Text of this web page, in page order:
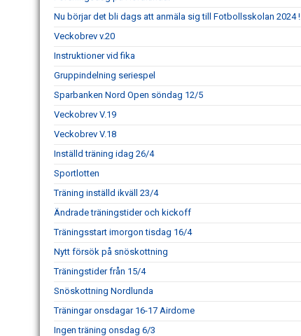
Nu börjar det bli dags att anmäla sig till Fotbollsskolan 2024 !
Veckobrev v.20
Instruktioner vid fika
Gruppindelning seriespel
Sparbanken Nord Open söndag 12/5
Veckobrev V.19
Veckobrev V.18
Inställd träning idag 26/4
Sportlotten
Träning inställd ikväll 23/4
Ändrade träningstider och kickoff
Träningsstart imorgon tisdag 16/4
Nytt försök på snöskottning
Träningstider från 15/4
Snöskottning Nordlunda
Träningar onsdagar 16-17 Airdome
Ingen träning onsdag 6/3